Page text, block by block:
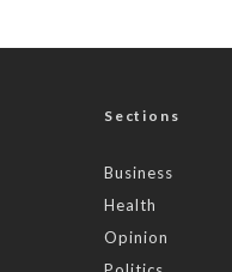
Sections
Business
Health
Opinion